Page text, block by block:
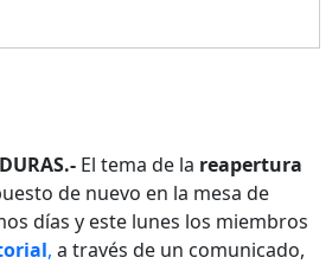
El tema de la reapertura
de nuevo en la mesa de
días y este lunes los miembros
, a través de un comunicado,